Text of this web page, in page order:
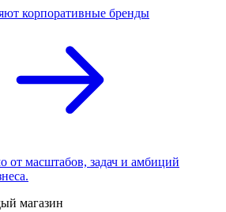
корпоративные бренды
от масштабов, задач и амбиций
магазин